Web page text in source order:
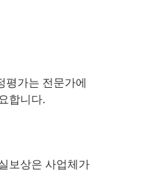
가는 전문가에
합니다.
보상은 사업체가